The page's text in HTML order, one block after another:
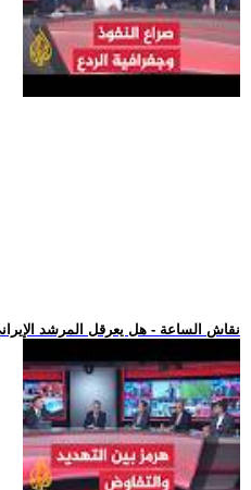
.. نقاش الساعة - هل يعرقل المرشد